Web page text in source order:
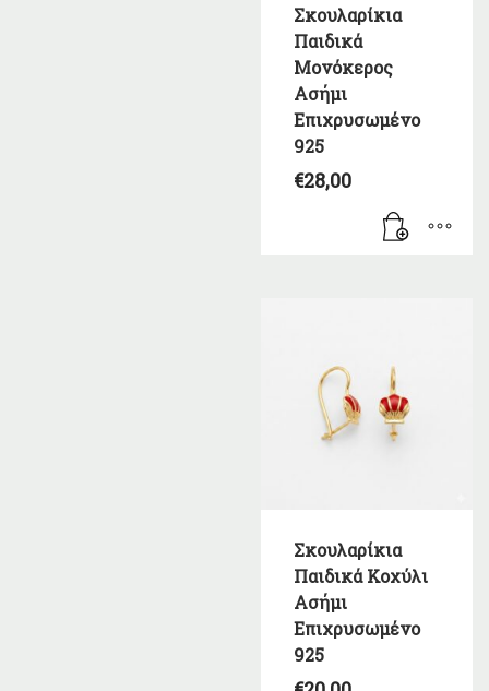
Σκουλαρίκια
Παιδικά
Μονόκερος
Ασήμι
Επιχρυσωμένo
925
€28,00
Σκουλαρίκια
Παιδικά Κοχύλι
Ασήμι
Επιχρυσωμένο
925